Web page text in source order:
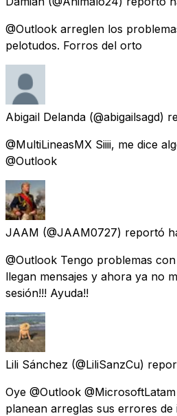
@Outlook arreglen los
pelotudos. Forros del orto
Abigail Delanda (@abigailsagd)
@MultiLineasMX Siiii, me dice
@Outlook
JAAM (@JAAM0727) reportó
@Outlook Tengo problemas
llegan mensajes y ahora ya no
sesión!!! Ayuda!!
Lili Sánchez (@LiliSanzCu)
Oye @Outlook
planean arreglas sus errores de